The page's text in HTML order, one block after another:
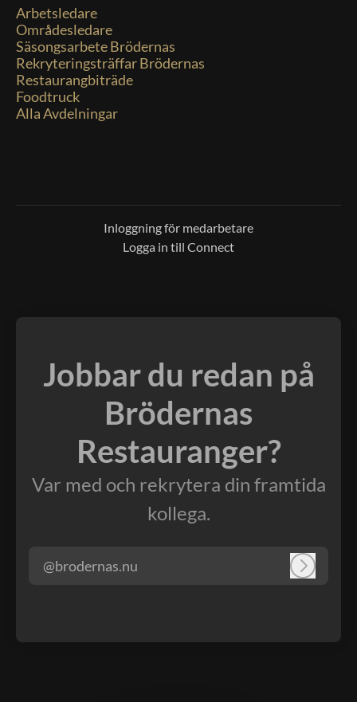
Arbetsledare
Områdesledare
Säsongsarbete Brödernas
Rekryteringsträffar Brödernas
Restaurangbiträde
Foodtruck
Alla Avdelningar
Inloggning för medarbetare
Logga in till Connect
Jobbar du redan på
Brödernas
Restauranger?
Var med och rekrytera din framtida
kollega.
@brodernas.nu Logga in